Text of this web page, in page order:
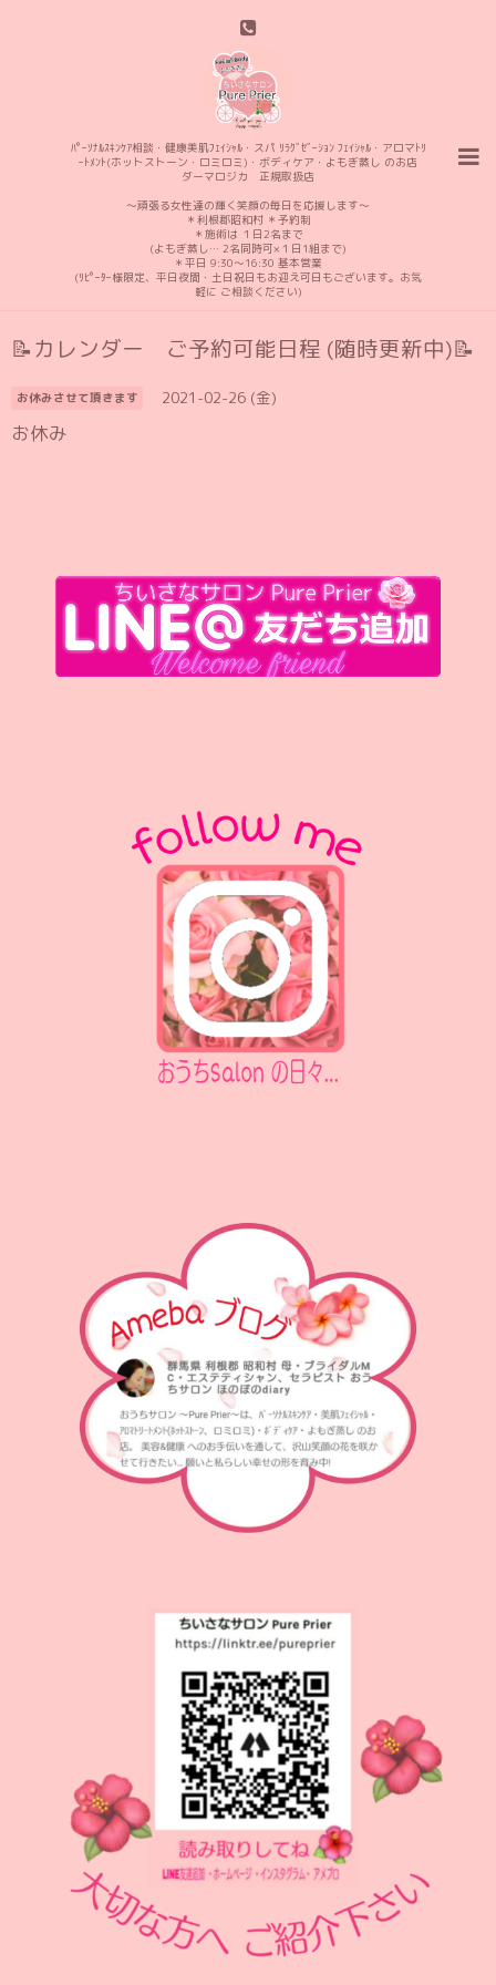
ﾊﾟｰｿﾅﾙｽｷﾝｹｱ相談・健康美肌ﾌｪｲｼｬﾙ・スパ ﾘﾗｸﾞｾﾞｰｼｮﾝ ﾌｪｲｼｬﾙ・アロマﾄﾘ
ｰﾄﾒﾝﾄ(ホットストーン・ロミロミ)・ボディケア・よもぎ蒸し のお店
ダーマロジカ 正規取扱店
〜頑張る女性達の輝く笑顔の毎日を応援します〜
＊利根郡昭和村 ＊予約制
＊施術は １日2名まで
(よもぎ蒸し… 2名同時可×１日1組まで)
＊平日 9:30〜16:30 基本営業
(ﾘﾋﾟｰﾀｰ様限定、平日夜間・土日祝日もお迎え可日もございます。お気
軽に ご相談ください)
📝カレンダー ご予約可能日程 (随時更新中)📝
お休みさせて頂きます 2021-02-26 (金)
お休み